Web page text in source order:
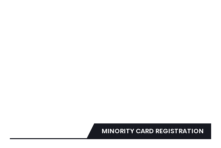
MINORITY CARD REGISTRATION